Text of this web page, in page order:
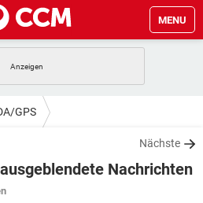
MENU
IOS
TIKTOK
STREAMING
STREAMING
GPS
Nächste
Nachrichten